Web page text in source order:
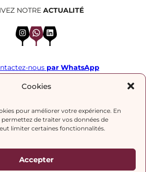
Cookies
pour améliorer votre expérience. En
de traiter vos données de
limiter certaines fonctionnalités.
Accepter
NOTRE ACTUALITÉ
InstagramWhatsApp LinkedIn
nous par WhatsApp
DE DIFFUSION
de confidentialité.